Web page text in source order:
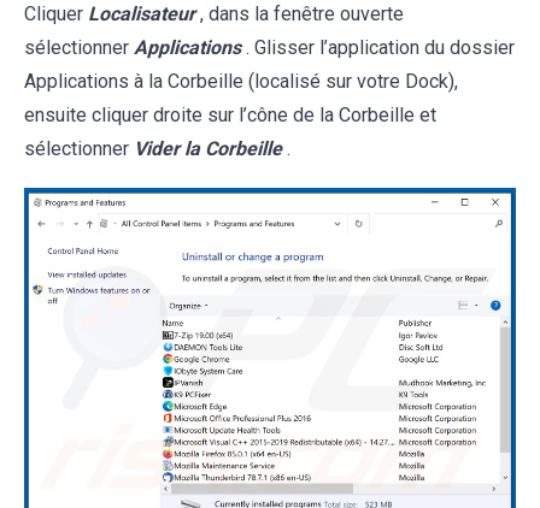
Cliquer Localisateur , dans la fenêtre ouverte
sélectionner Applications . Glisser l’application du dossier
Applications à la Corbeille (localisé sur votre Dock),
ensuite cliquer droite sur l’cône de la Corbeille et
sélectionner Vider la Corbeille .